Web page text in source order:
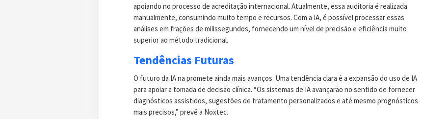
apoiando no processo de acreditação internacional. Atualmente, essa auditoria é realizada
manualmente, consumindo muito tempo e recursos. Com a IA, é possível processar essas
análises em frações de milissegundos, fornecendo um nível de precisão e eficiência muito
superior ao método tradicional.
Tendências Futuras
O futuro da IA na promete ainda mais avanços. Uma tendência clara é a expansão do uso de IA
para apoiar a tomada de decisão clínica. “Os sistemas de IA avançarão no sentido de fornecer
diagnósticos assistidos, sugestões de tratamento personalizados e até mesmo prognósticos
mais precisos,” prevê a Noxtec.